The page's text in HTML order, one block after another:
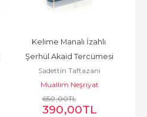
Kelime Manalı İzahlı
Şerhül Akaid Tercümesi
Sadettin Taftazani
Muallim Neşriyat
650,00TL
390,00TL